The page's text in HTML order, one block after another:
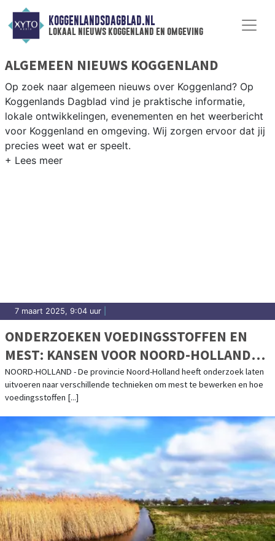
KOGGENLANDSDAGBLAD.NL
lokaal nieuws koggenland en omgeving
ALGEMEEN NIEUWS KOGGENLAND
Op zoek naar algemeen nieuws over Koggenland? Op
Koggenlands Dagblad vind je praktische informatie,
lokale ontwikkelingen, evenementen en het weerbericht
voor Koggenland en omgeving. Wij zorgen ervoor dat jij
precies weet wat er speelt.
7 maart 2025, 9:04 uur
ONDERZOEKEN VOEDINGSSTOFFEN EN
MEST: KANSEN VOOR NOORD-HOLLANDSE
AGRARIËRS
NOORD-HOLLAND - De provincie Noord-Holland heeft onderzoek laten
uitvoeren naar verschillende technieken om mest te bewerken en hoe
voedingsstoffen [...]